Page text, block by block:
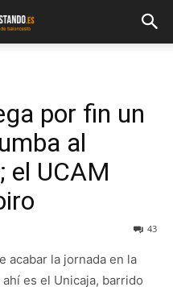
por fin un
al
el UCAM
43
acabar la jornada en la
es el Unicaja, barrido